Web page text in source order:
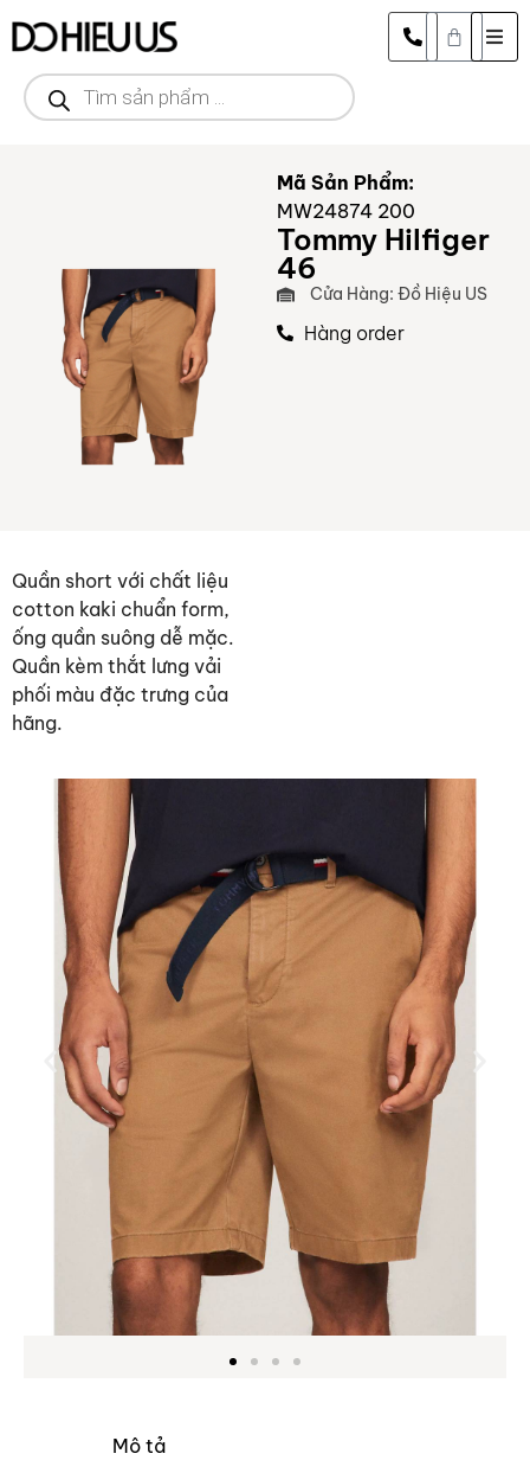
Mã Sản Phẩm:
MW24874 200
Tommy Hilfiger
46
Cửa Hàng: Đồ Hiệu US
Hàng order
Quần short với chất liệu
cotton kaki chuẩn form,
ống quần suông dễ mặc.
Quần kèm thắt lưng vải
phối màu đặc trưng của
hãng.
Mô tả